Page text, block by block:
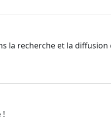
la recherche et la diffusion
!